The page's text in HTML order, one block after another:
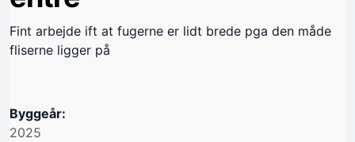
Fint arbejde ift at fugerne er lidt brede pga den måde
fliserne ligger på
Byggeår:
2025